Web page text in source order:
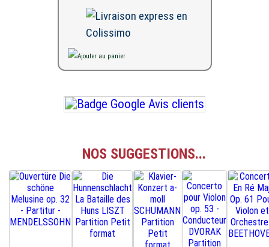
NOS SUGGESTIONS...